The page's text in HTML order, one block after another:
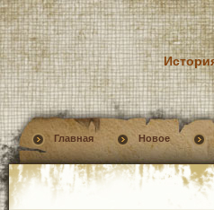
Главная Новое